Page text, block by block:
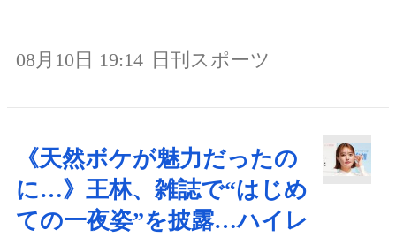
08月10日 19:14 日刊スポーツ
《天然ボケが魅力だったの
に…》王林、雑誌で“はじめ
ての一夜姿”を披露…ハイレ